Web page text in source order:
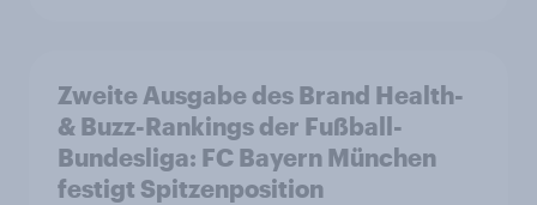
Zweite Ausgabe des Brand Health-
& Buzz-Rankings der Fußball-
Bundesliga: FC Bayern München
festigt Spitzenposition